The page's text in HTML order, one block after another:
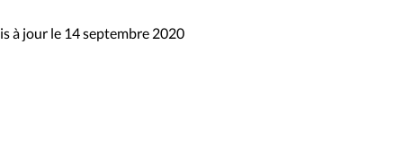
à jour le 14 septembre 2020